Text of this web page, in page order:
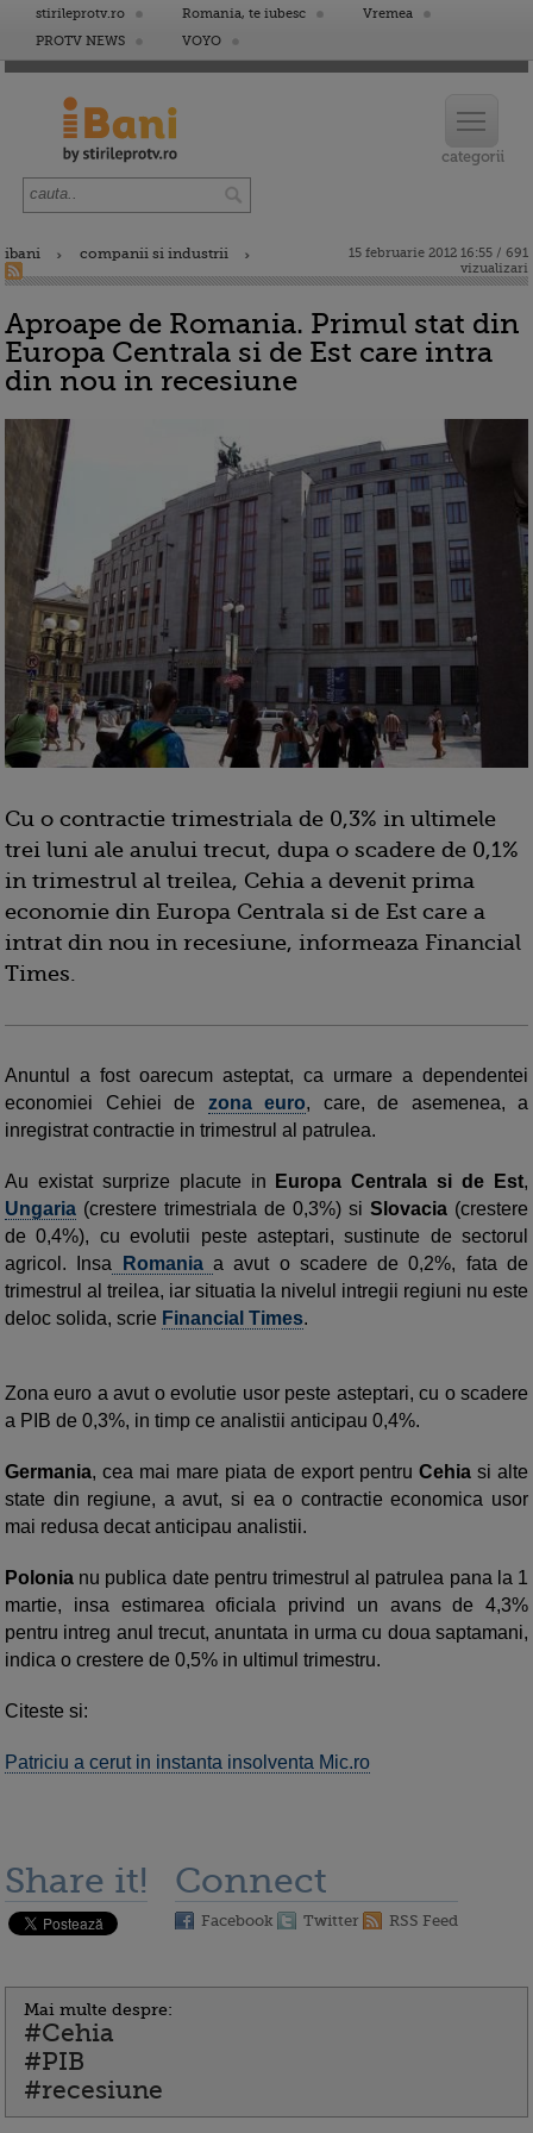
stirileprotv.ro Romania, te iubesc
Vremea
PROTV NEWS
VOYO
ibani companii si industrii
15 februarie 2012 16:55 / 691
vizualizari
Aproape de Romania. Primul stat din
Europa Centrala si de Est care intra
din nou in recesiune
Cu o contractie trimestriala de 0,3% in ultimele
trei luni ale anului trecut, dupa o scadere de 0,1%
in trimestrul al treilea, Cehia a devenit prima
economie din Europa Centrala si de Est care a
intrat din nou in recesiune, informeaza Financial
Times.
Anuntul a fost oarecum asteptat, ca urmare a dependentei
economiei Cehiei de
zona euro, care, de asemenea, a
inregistrat contractie in trimestrul al patrulea.
Au existat surprize placute in Europa Centrala si de Est,
Ungaria (crestere trimestriala de 0,3%) si Slovacia (crestere
de 0,4%), cu evolutii peste asteptari, sustinute de sectorul
agricol. Insa
Romania a avut o scadere de 0,2%, fata de
trimestrul al treilea, iar situatia la nivelul intregii regiuni nu este
deloc solida, scrie Financial Times.
Zona euro a avut o evolutie usor peste asteptari, cu o scadere
a PIB de 0,3%, in timp ce analistii anticipau 0,4%.
Germania, cea mai mare piata de export pentru Cehiasi alte
state din regiune, a avut, si ea o contractie economica usor
mai redusa decat anticipau analistii.
Polonia nu publica date pentru trimestrul al patrulea pana la 1
martie, insa estimarea oficiala privind un avans de 4,3%
pentru intreg anul trecut, anuntata in urma cu doua saptamani,
indica o crestere de 0,5% in ultimul trimestru.
Citeste si:
Patriciu a cerut in instanta insolventa Mic.ro
Share it! Connect
Facebook Twitter RSS Feed
Mai multe despre:
#Cehia
#PIB
#recesiune